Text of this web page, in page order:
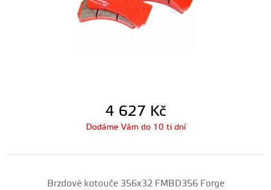
4 627 Kč
Dodáme Vám do 10 ti dní
Brzdové kotouče 356x32 FMBD356 Forge